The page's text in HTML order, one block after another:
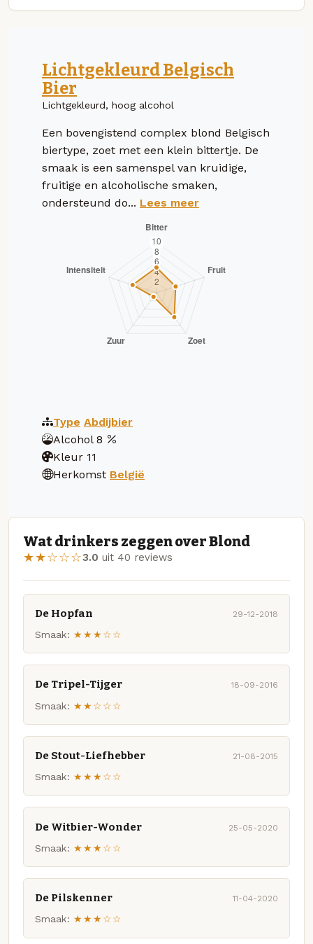
Lichtgekleurd Belgisch
Bier
Lichtgekleurd, hoog alcohol
Een bovengistend complex blond Belgisch
biertype, zoet met een klein bittertje. De
smaak is een samenspel van kruidige,
fruitige en alcoholische smaken,
ondersteund do... Lees meer
Type Abdijbier
Alcohol 8
Kleur 11
Herkomst België
Wat drinkers zeggen over Blond
★★☆☆☆3.0 uit 40 reviews
De Hopfan 29-12-2018
Smaak: ★★★☆☆
De Tripel-Tijger 18-09-2016
Smaak: ★★☆☆☆
De Stout-Liefhebber 21-08-2015
Smaak: ★★★☆☆
De Witbier-Wonder 25-05-2020
Smaak: ★★★☆☆
De Pilskenner 11-04-2020
Smaak: ★★★☆☆